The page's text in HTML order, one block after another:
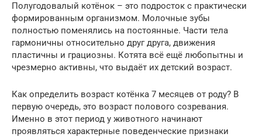
Полугодовалый котёнок – это подросток с практически
формированным организмом. Молочные зубы
полностью поменялись на постоянные. Части тела
гармоничны относительно друг друга, движения
пластичны и грациозны. Котята всё ещё любопытны и
чрезмерно активны, что выдаёт их детский возраст.
Как определить возраст котёнка 7 месяцев от роду? В
первую очередь, это возраст полового созревания.
Именно в этот период у животного начинают
проявляться характерные поведенческие признаки